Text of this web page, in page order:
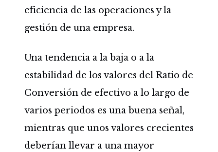
eficiencia de las operaciones y la
gestión de una empresa.
Una tendencia a la baja o a la
estabilidad de los valores del Ratio de
Conversión de efectivo a lo largo de
varios periodos es una buena señal,
mientras que unos valores crecientes
deberían llevar a una mayor